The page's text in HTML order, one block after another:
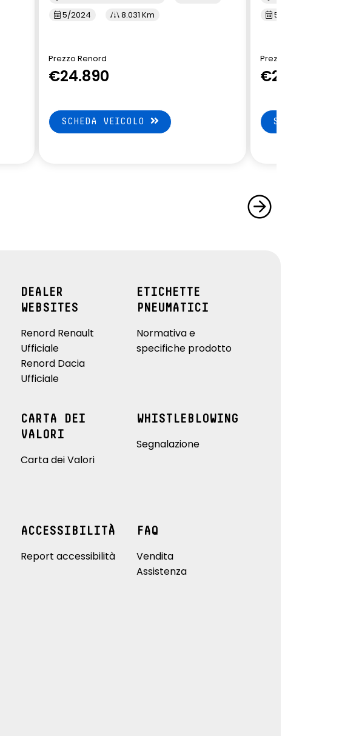
5/2024
8.031 Km
Prezzo Renord
€24.890
SCHEDA VEICOLO
5/2024
Prezzo Renord
€24.890
SCHEDA
DEALER
WEBSITES
Renord Renault
Ufficiale
Renord Dacia
Ufficiale
ETICHETTE
PNEUMATICI
Normativa e
specifiche prodotto
CARTA DEI
VALORI
Carta dei Valori
WHISTLEBLOWING
Segnalazione
ACCESSIBILITÀ
Report accessibilità
FAQ
Vendita
Assistenza